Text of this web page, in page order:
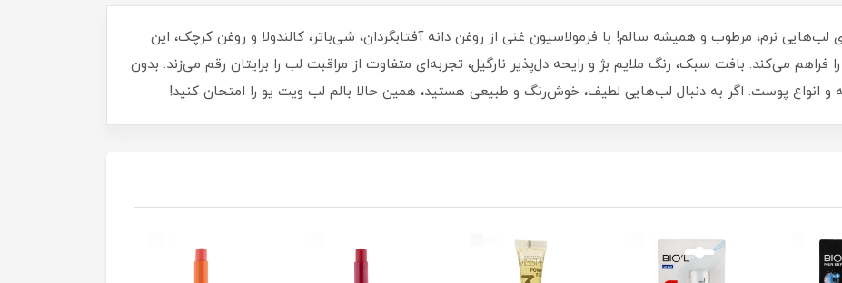
لب‌هایی نرم، مرطوب و همیشه سالم! با فرمولاسیون غنی از روغن دانه آفتابگردان، شی‌باتر، کالندولا و روغن کرچک، این
مداوم را فراهم می‌کند. بافت سبک، رنگ ملایم بژ و رایحه دل‌پذیر نارگیل، تجربه‌ای متفاوت از مراقبت لب را برایتان رقم می‌زند. بدون
و انواع پوست. اگر به‌ دنبال لب‌هایی لطیف، خوش‌رنگ و طبیعی هستید، همین حالا بالم لب ویت یو را امتحان کنید!